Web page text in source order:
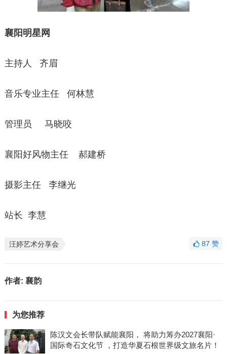
襄阳明星网
主持人 齐眉
音乐专业主任 何林慧
管理员 马晓咬
襄阳好风物主任 郝建桥
摄影主任 李继光
站长 李慧
汪婷艺术分享会 87赞
作者: 襄韵
为您推荐
陈汉文会长带队赋能襄阳， 将助力筹办2027襄阳·
国际奇石文化节 ，打造华夏石根世界级文旅名片！